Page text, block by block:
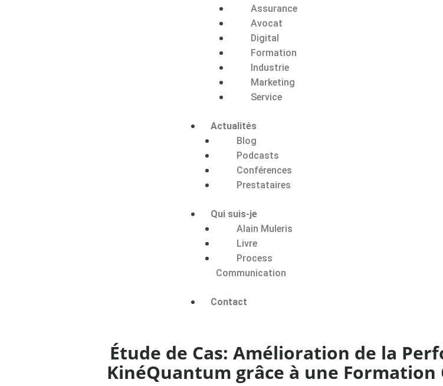
Assurance
Avocat
Digital
Formation
Industrie
Marketing
Service
Actualités
Blog
Podcasts
Conférences
Prestataires
Qui suis-je
Alain Muleris
Livre
Process
Communication
Contact
Étude de Cas: Amélioration de la
KinéQuantum grâce à une